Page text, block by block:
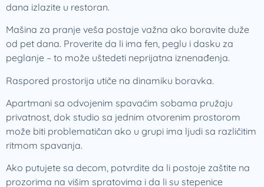
dana izlazite u restoran.
Mašina za pranje veša postaje važna ako boravite duže
od pet dana. Proverite da li ima fen, peglu i dasku za
peglanje – to može uštedeti neprijatna iznenađenja.
Raspored prostorija utiče na dinamiku boravka.
Apartmani sa odvojenim spavaćim sobama pružaju
privatnost, dok studio sa jednim otvorenim prostorom
može biti problematičan ako u grupi ima ljudi sa različitim
ritmom spavanja.
Ako putujete sa decom, potvrdite da li postoje zaštite na
prozorima na višim spratovima i da li su stepenice